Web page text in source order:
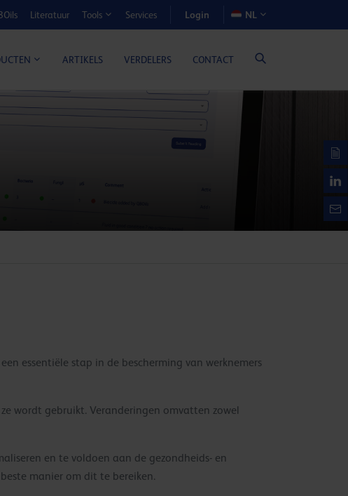
Literatuur Tools Services Login NL
ARTIKELS VERDELERS CONTACT
essentiële stap in de bescherming van werknemers
wordt gebruikt. Veranderingen omvatten zowel
en te voldoen aan de gezondheids- en
manier om dit te bereiken.